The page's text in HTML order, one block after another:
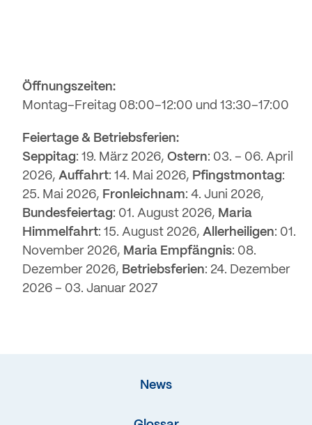
Öffnungszeiten:
Montag–Freitag 08:00–12:00 und 13:30–17:00
Feiertage & Betriebsferien:
Seppitag: 19. März 2026, Ostern: 03. – 06. April
2026, Auffahrt: 14. Mai 2026, Pfingstmontag:
25. Mai 2026, Fronleichnam: 4. Juni 2026,
Bundesfeiertag: 01. August 2026, Maria
Himmelfahrt: 15. August 2026, Allerheiligen: 01.
November 2026, Maria Empfängnis: 08.
Dezember 2026, Betriebsferien: 24. Dezember
2026 – 03. Januar 2027
News